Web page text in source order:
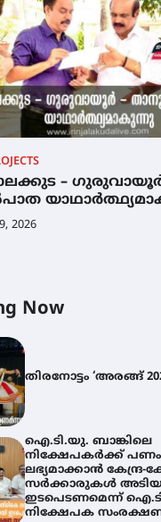
–
2026
Now
ശക്തമായ മഴ
ജില്ലയിൽ എല്ലാ
സ്ഥാപനങ്ങൾക്കും
അവധി
എം.ജി.
ഇംഗ്ളീഷ്
ഡോക്ടറേറ്റ് നേടിയ
തിരനോട്ടം ‘അരങ്ങ്
ഐ.ടി.യു. ബാങ്കിലെ
നിക്ഷേപകർക്ക് പണം
ലഭ്യമാക്കാൻ കേന്ദ്ര-
സർക്കാരുകൾ
ഇടപെടണമെന്ന്
നിക്ഷേപക